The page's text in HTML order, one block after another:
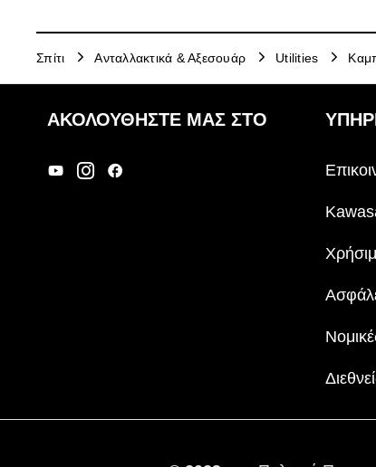
Σπίτι Ανταλλακτικά & Αξεσουάρ Utilities
ΑΚΟΛΟΥΘΉΣΤΕ ΜΑΣ ΣΤΟ